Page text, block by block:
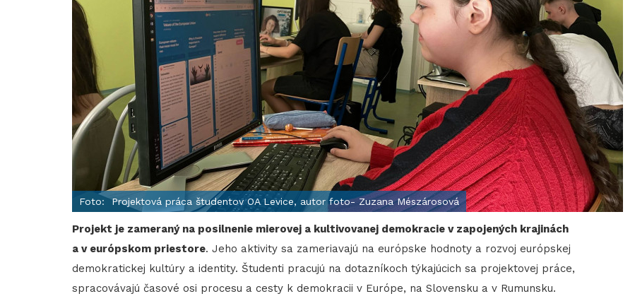
Foto: Projektová práca študentov OA Levice, autor foto- Zuzana Mészárosová
Projekt je zameraný na posilnenie mierovej a kultivovanej demokracie v zapojených krajinách
a v európskom priestore. Jeho aktivity sa zameriavajú na európske hodnoty a rozvoj európskej
demokratickej kultúry a identity. Študenti pracujú na dotazníkoch týkajúcich sa projektovej práce,
spracovávajú časové osi procesu a cesty k demokracii v Európe, na Slovensku a v Rumunsku.